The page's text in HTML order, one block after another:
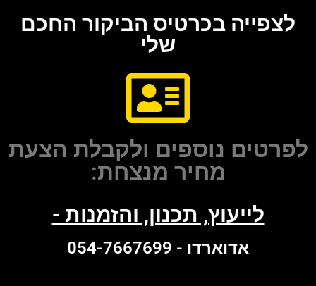
לצפייה בכרטיס הביקור החכם
שלי
לפרטים נוספים ולקבלת הצעת
מחיר מנצחת:
לייעוץ, תכנון, והזמנות -
אדוארדו - 054-7667699